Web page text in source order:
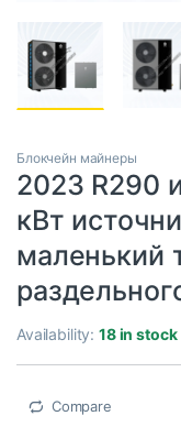
Блокчейн майнеры
2023 R290
кВт
маленький
Availability:18 in stock
Compare